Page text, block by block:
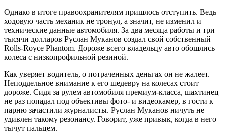
Однако в итоге правоохранителям пришлось отступить. Ведь
ходовую часть механик не тронул, а значит, не изменил и
технические данные автомобиля. За два месяца работы и три
тысячи долларов Руслан Муканов создал свой собственный
Rolls-Royce Phantom. Дороже всего владельцу авто обошлись
колеса с низкопрофильной резиной.
Как уверяет водитель, о потраченных деньгах он не жалеет.
Неподдельное внимание к его шедевру на колесах стоит
дороже. Сидя за рулем автомобиля премиум-класса, шахтинец
не раз попадал под объективы фото- и видеокамер, в гости к
парню зачастили журналисты. Руслан Муканов ничуть не
удивлен такому резонансу. Говорит, уже привык, когда в него
тычут пальцем.